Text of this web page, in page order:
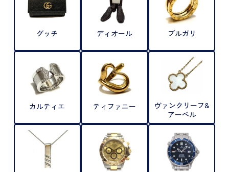
グッチ ディオール ブルガリ
カルティエ ティファニー
ヴァンクリーフ&
アーペル